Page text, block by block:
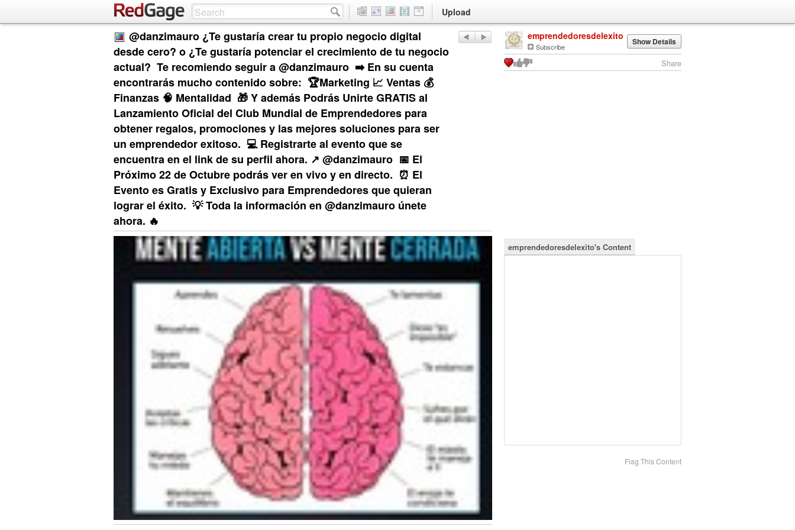
Upload
@danzimauro ¿Te gustaría crear tu propio negocio digital
desde cero? o ¿Te gustaría potenciar el crecimiento de tu negocio
actual?⁣ ⁣ Te recomiendo seguir a @danzimauro⁣ ⁣ ➡️ En su cuenta
encontrarás mucho contenido sobre:⁣⁣ ⁣ 🏆Marketing⁣ 📈 Ventas⁣ 💰
Finanzas⁣ 🧠 Mentalidad⁣ ⁣ 🎁 Y además Podrás Unirte GRATIS al
Lanzamiento Oficial del Club Mundial de Emprendedores para
obtener regalos, promociones y las mejores soluciones para ser
un emprendedor exitoso.⁣ ⁣ 💻 Registrarte al evento que se
encuentra en el link de su perfil ahora. ↗️ @danzimauro⁣ ⁣ 📅 El
Próximo 22 de Octubre podrás ver en vivo y en directo.⁣ ⁣ ⏰ El
Evento es Gratis y Exclusivo para Emprendedores que quieran
lograr el éxito.⁣ ⁣ 💡 Toda la información en @danzimauro únete
ahora. 🔥
emprendedoresdelexito
Subscribe Show Details
Share
emprendedoresdelexito's Content
Flag This Content